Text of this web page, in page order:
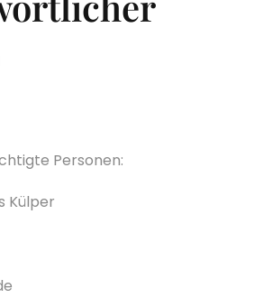
Personen:
Külper